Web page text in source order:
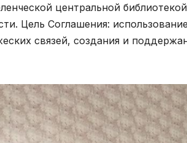
центральной
Цель Соглашения:
связей, создания и